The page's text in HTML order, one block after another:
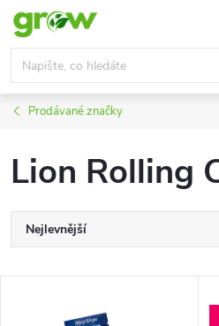
Přejít
obsah
Prodávané značky
Lion Rolling
Ř
a
Nejlevnější